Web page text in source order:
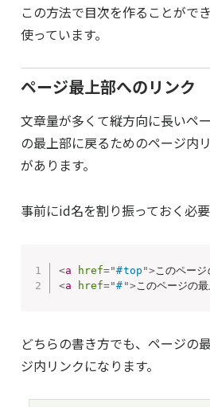
この方法で目次を作ることがで
使っています。
ページ最上部へのリンク
文章量が多くて縦方向に長いペ
の最上部に戻るためのページ内
があります。
事前にid名を割り振っておく必要
<a href="#top "> このペー
<a href="# ">このページの
どちらの書き方でも、ページの
ジ内リンクになります。